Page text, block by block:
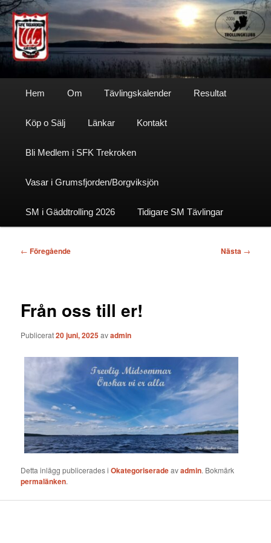
Hoppa
till
primärt
innehållSfktrekroken
Hem Om Tävlingskalender Resultat
Köp o Sälj Länkar Kontakt
Bli Medlem i SFK Trekroken
Vasar i Grumsfjorden/Borgviksjön
SM i Gäddtrolling 2026 Tidigare SM Tävlingar
Inläggsnavigering
← Föregående Nästa →
Från oss till er!
Publicerat20 juni, 2025avadmin
Detta inlägg publicerades iOkategoriseradeavadmin. Bokmärk
permalänken.